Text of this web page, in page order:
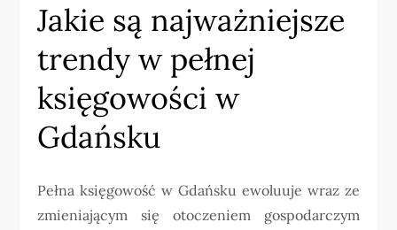
Jakie są najważniejsze
trendy w pełnej
księgowości w
Gdańsku
Pełna księgowość w Gdańsku ewoluuje wraz ze
zmieniającym się otoczeniem gospodarczym